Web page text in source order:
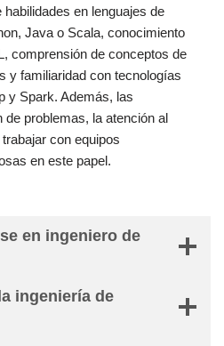
en lenguajes de
Java o Scala, conocimiento
comprensión de conceptos de
y familiaridad con tecnologías
y Spark. Además, las
de problemas, la atención al
con equipos
en este papel.
en ingeniero de
ingeniería de